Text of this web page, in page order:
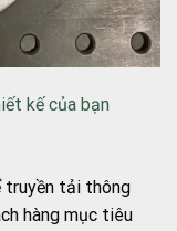
kế của bạn
truyền tải thông
hàng mục tiêu